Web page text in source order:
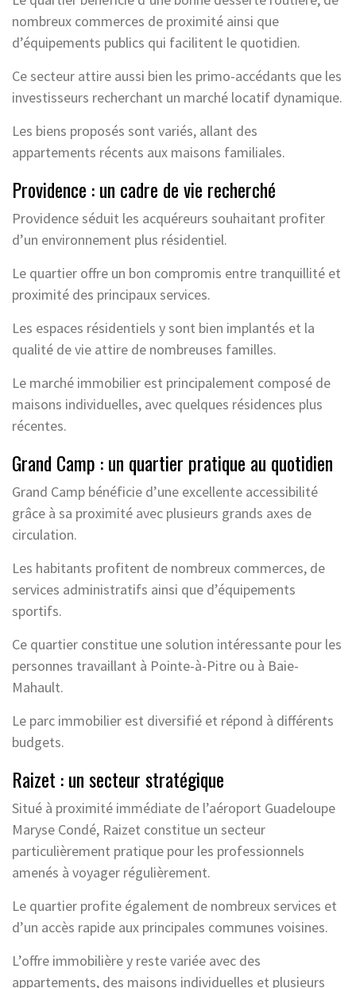
nombreux commerces de proximité ainsi que
d’équipements publics qui facilitent le quotidien.
Ce secteur attire aussi bien les primo-accédants que les
investisseurs recherchant un marché locatif dynamique.
Les biens proposés sont variés, allant des
appartements récents aux maisons familiales.
Providence : un cadre de vie recherché
Providence séduit les acquéreurs souhaitant profiter
d’un environnement plus résidentiel.
Le quartier offre un bon compromis entre tranquillité et
proximité des principaux services.
Les espaces résidentiels y sont bien implantés et la
qualité de vie attire de nombreuses familles.
Le marché immobilier est principalement composé de
maisons individuelles, avec quelques résidences plus
récentes.
Grand Camp : un quartier pratique au quotidien
Grand Camp bénéficie d’une excellente accessibilité
grâce à sa proximité avec plusieurs grands axes de
circulation.
Les habitants profitent de nombreux commerces, de
services administratifs ainsi que d’équipements
sportifs.
Ce quartier constitue une solution intéressante pour les
personnes travaillant à Pointe-à-Pitre ou à Baie-
Mahault.
Le parc immobilier est diversifié et répond à différents
budgets.
Raizet : un secteur stratégique
Situé à proximité immédiate de l’aéroport Guadeloupe
Maryse Condé, Raizet constitue un secteur
particulièrement pratique pour les professionnels
amenés à voyager régulièrement.
Le quartier profite également de nombreux services et
d’un accès rapide aux principales communes voisines.
L’offre immobilière y reste variée avec des
appartements, des maisons individuelles et plusieurs